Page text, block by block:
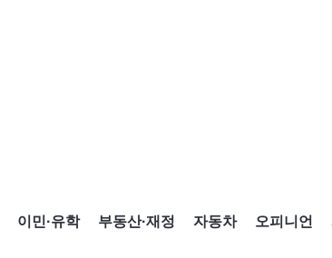
이민·유학 부동산·재정 자동차 오피니언